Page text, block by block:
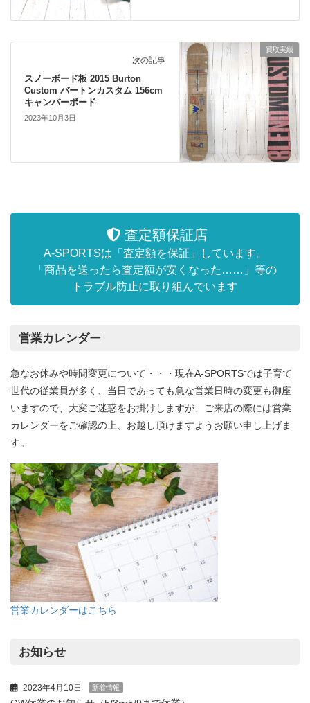
買取実績
次の記事
スノーボード板 2015 Burton
Custom バートンカスタム 156cm
キャンバーボード
2023年10月3日
査定額保証店
A-SPORTSは「査定額を保証」しています。
「商品を送ったら査定額が安くなった……」等の
トラブル防止に取り組んでいます
営業カレンダー
急なお休みや時間変更について・・・現在A-SPORTSでは子育て
世代の従業員が多く、当日であっても急な営業日時の変更も御座
いますので、大変ご迷惑をお掛けしますが、ご来店の際には営業
カレンダーをご確認の上、お越し頂けますようお願い申し上げま
す。
営業カレンダーはこちら
お知らせ
2023年4月10日 新着情報